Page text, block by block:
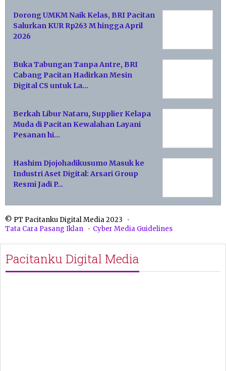
Dorong UMKM Naik Kelas, BRI Pacitan
Salurkan KUR Rp263 M hingga April
2026
Buka Tabungan Tanpa Antre, BRI
Cabang Pacitan Hadirkan Mesin
Digital CS untuk La…
Berkah Libur Nataru, Supplier Kelapa
Muda di Pacitan Kewalahan Layani
Pesanan hi…
Hashim Djojohadikusumo Masuk ke
Industri Aset Digital: Arsari Group
Resmi Jadi P…
© PT Pacitanku Digital Media 2023
Tata Cara Pasang Iklan
Cyber Media Guidelines
Pacitanku Digital Media